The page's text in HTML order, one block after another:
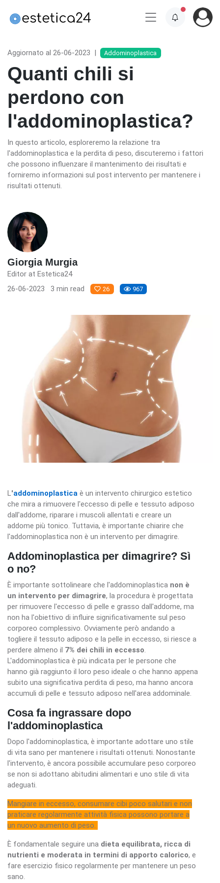
Giorgia Murgia
Editor at Estetica24
26-06-2023
3 min read 26 967
Aggiornato al 26-06-2023 | Addominoplastica
Quanti chili si
perdono con
l'addominoplastica?
In questo articolo, esploreremo la relazione tra
l'addominoplastica e la perdita di peso, discuteremo i fattori
che possono influenzare il mantenimento dei risultati e
forniremo informazioni sul post intervento per mantenere i
risultati ottenuti.
L'addominoplastica è un intervento chirurgico estetico
che mira a rimuovere l'eccesso di pelle e tessuto adiposo
dall'addome, riparare i muscoli allentati e creare un
addome più tonico. Tuttavia, è importante chiarire che
l'addominoplastica non è un intervento per dimagrire.
Addominoplastica per dimagrire? Sì
o no?
È importante sottolineare che l'addominoplastica non è
un intervento per dimagrire, la procedura è progettata
per rimuovere l'eccesso di pelle e grasso dall'addome, ma
non ha l'obiettivo di influire significativamente sul peso
corporeo complessivo. Ovviamente però andando a
togliere il tessuto adiposo e la pelle in eccesso, si riesce a
perdere almeno il 7% dei chili in eccesso.
L'addominoplastica è più indicata per le persone che
hanno già raggiunto il loro peso ideale o che hanno appena
subito una significativa perdita di peso, ma hanno ancora
accumuli di pelle e tessuto adiposo nell'area addominale.
Cosa fa ingrassare dopo
l'addominoplastica
Dopo l'addominoplastica, è importante adottare uno stile
di vita sano per mantenere i risultati ottenuti. Nonostante
l'intervento, è ancora possibile accumulare peso corporeo
se non si adottano abitudini alimentari e uno stile di vita
adeguati.
Mangiare in eccesso, consumare cibi poco salutari e non
praticare regolarmente attività fisica possono portare a
un nuovo aumento di peso.
È fondamentale seguire una dieta equilibrata, ricca di
nutrienti e moderata in termini di apporto calorico, e
fare esercizio fisico regolarmente per mantenere un peso
sano.